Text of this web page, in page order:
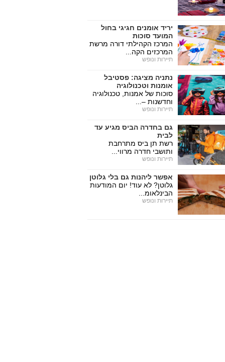
יריד אומנים חגיגי בחול
המועד סוכות
המרכז הקהילתי דורה מרשת
המרכזים הקה...
תיירות ונופש
נתניה מציגה: פסטיבל
אומנות וטכנולוגיה
סוכות של אמנות, טכנולוגיה
וחדשנות –...
תיירות ונופש
גם בחדרה הביס מגיע עד
לבית
רשת תן ביס מתרחבת
ותושבי חדרה מרווי...
תיירות ונופש
אפשר ליהנות גם בלי גלוטן
גלוטן? לא עוד! יום המודעות
הבינלאומ...
תיירות ונופש